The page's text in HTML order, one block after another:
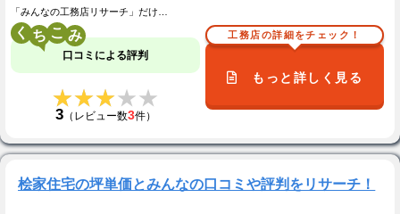
「みんなの工務店リサーチ」だけ…
く こ
口コミによる評判
★★★★★
★★★★★
3（レビュー数3件）
工務店の詳細をチェック！
もっと詳しく見る
桧家住宅の坪単価とみんなの口コミや評判をリサーチ！